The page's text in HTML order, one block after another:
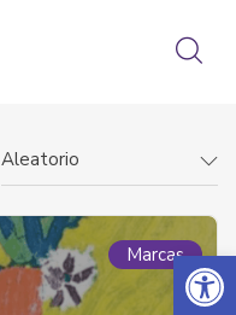
Abrir
Aleatorio
Marcas